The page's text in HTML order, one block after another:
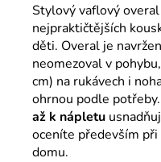
Stylový vaflový
nejpraktičtějších
děti. Overal je
neomezoval v
cm) na rukávech i
ohrnou podle
až k nápletu
oceníte především při
domu.